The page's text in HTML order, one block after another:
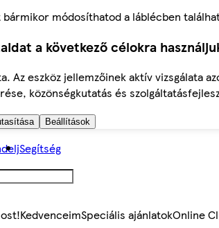
bármikor módosíthatod a láblécben
a következő célokra
Az eszköz jellemzőinek aktív
közönségkutatás és
Beállítások
Segítség
KedvenceimSpeciális ajánlatokOnline